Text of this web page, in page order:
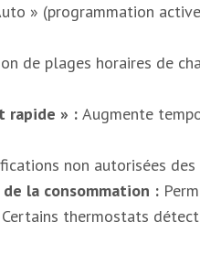
» (programmation
de plages horaires de
rapide » : Augmente
non autorisées
la consommation :
Certains thermostats